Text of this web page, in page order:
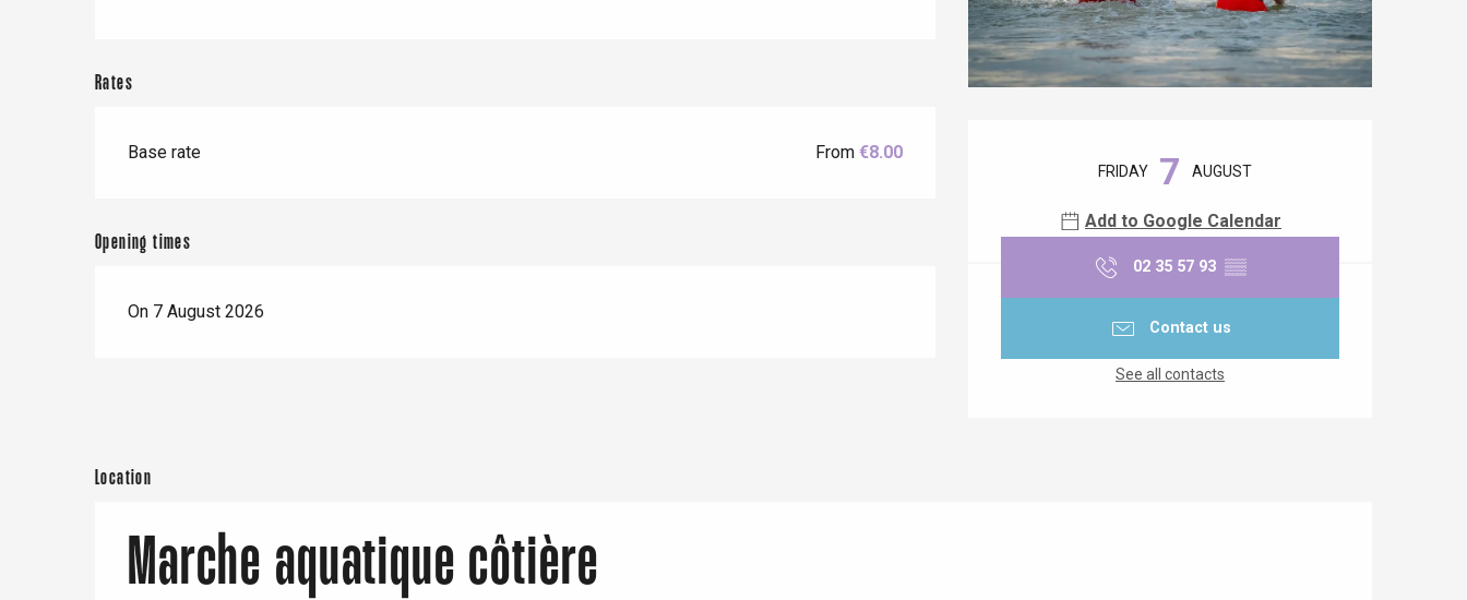
Clères
Buchy
FRIDAY 7 AUGUST
Add to Google Calendar
02 35 57 93 ▒▒
Contact us
See all contacts
Rates
Base rate From€8.00
Opening times
On 7 August 2026
Location
Marche aquatique côtière